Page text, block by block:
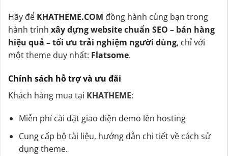
Hãy để KHATHEME.COM đồng hành cùng bạn trong
hành trình xây dựng website chuẩn SEO – bán hàng
hiệu quả – tối ưu trải nghiệm người dùng, chỉ với
một theme duy nhất: Flatsome.
Chính sách hỗ trợ và ưu đãi
Khách hàng mua tại KHATHEME:
Miễn phí cài đặt giao diện demo lên hosting
Cung cấp bộ tài liệu, hướng dẫn chi tiết về cách sử
dụng theme.